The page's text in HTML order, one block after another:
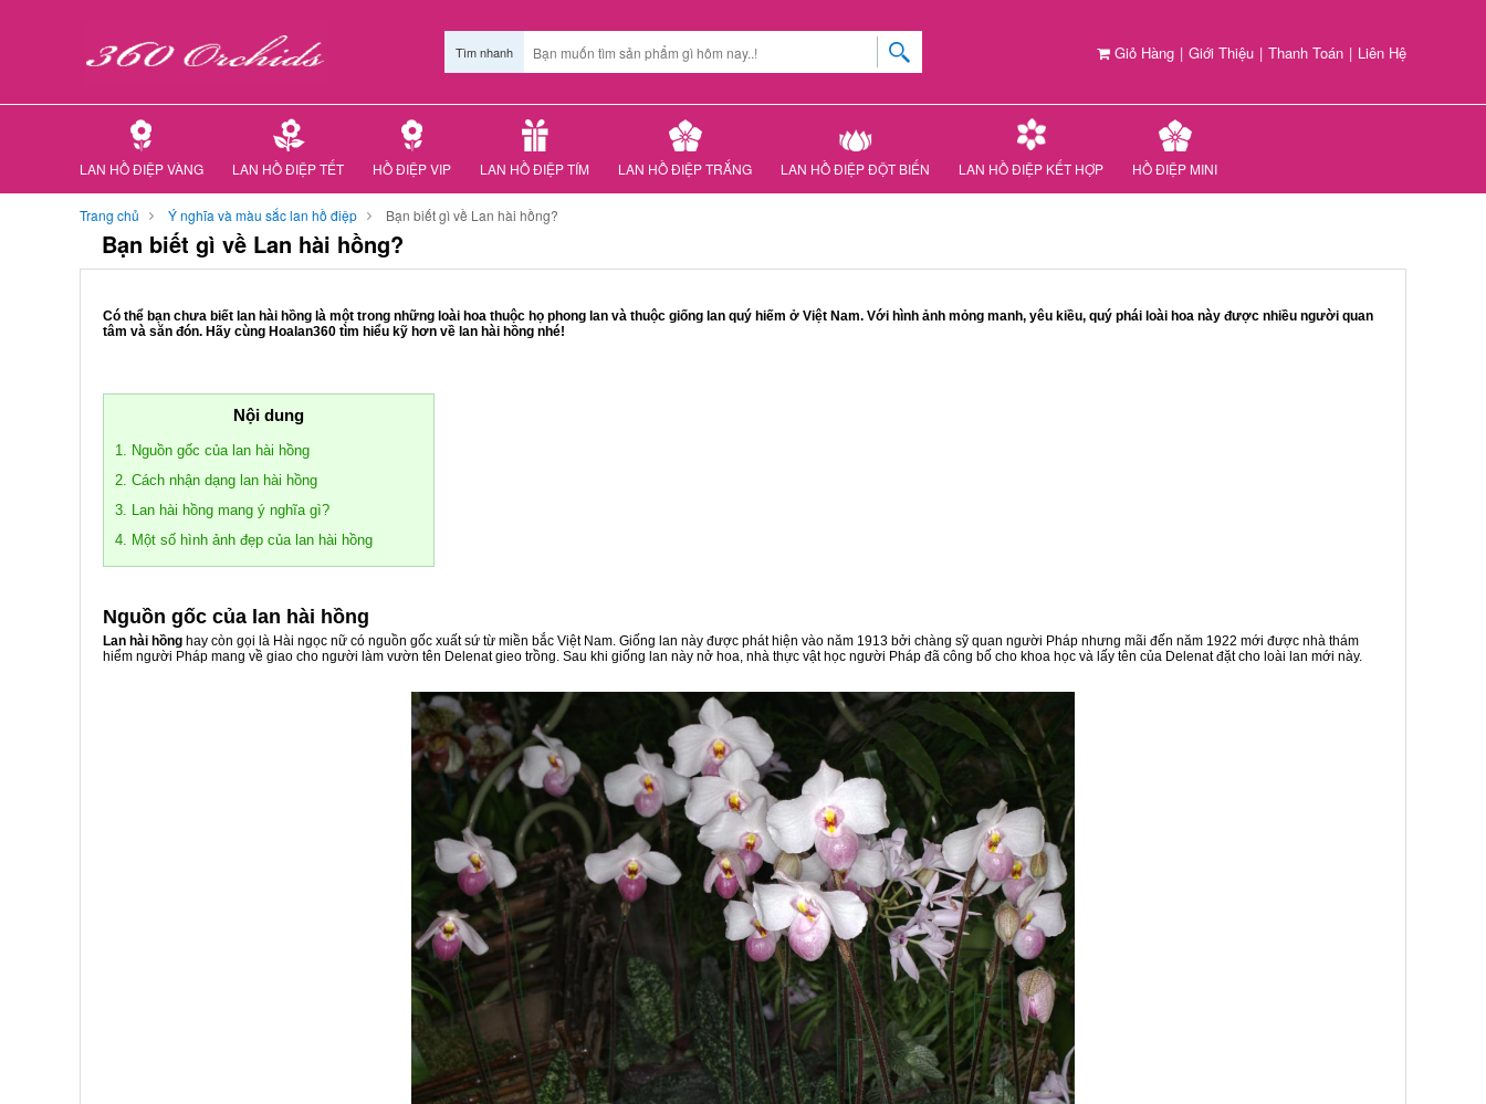
Giỏ Hàng | Giới Thiệu | Thanh Toán | Liên Hệ
Tìm nhanh
LAN HỒ ĐIỆP VÀNG LAN HỒ ĐIỆP TẾT HỒ ĐIỆP VIP LAN HỒ ĐIỆP TÍM LAN HỒ ĐIỆP TRẮNG LAN HỒ ĐIỆP ĐỘT BIẾN LAN HỒ ĐIỆP KẾT HỢP HỒ ĐIỆP MINI
Trang chủ Ý nghĩa và màu sắc lan hồ điệp Bạn biết gì về Lan hài hồng?
Bạn biết gì về Lan hài hồng?
Có thể bạn chưa biết lan hài hồng là một trong những loài hoa thuộc họ phong lan và thuộc giống lan quý hiếm ở Việt Nam. Với hình ảnh mỏng manh, yêu kiều, quý phái loài hoa này được nhiều người quan
tâm và săn đón. Hãy cùng Hoalan360 tìm hiểu kỹ hơn về lan hài hồng nhé!
Nội dung
1. Nguồn gốc của lan hài hồng
2. Cách nhận dạng lan hài hồng
3. Lan hài hồng mang ý nghĩa gì?
4. Một số hình ảnh đẹp của lan hài hồng
Nguồn gốc của lan hài hồng
Lan hài hồng hay còn gọi là Hài ngọc nữ có nguồn gốc xuất sứ từ miền bắc Việt Nam. Giống lan này được phát hiện vào năm 1913 bởi chàng sỹ quan người Pháp nhưng mãi đến năm 1922 mới được nhà thám
hiểm người Pháp mang về giao cho người làm vườn tên Delenat gieo trồng. Sau khi giống lan này nở hoa, nhà thực vật học người Pháp đã công bố cho khoa học và lấy tên của Delenat đặt cho loài lan mới này.